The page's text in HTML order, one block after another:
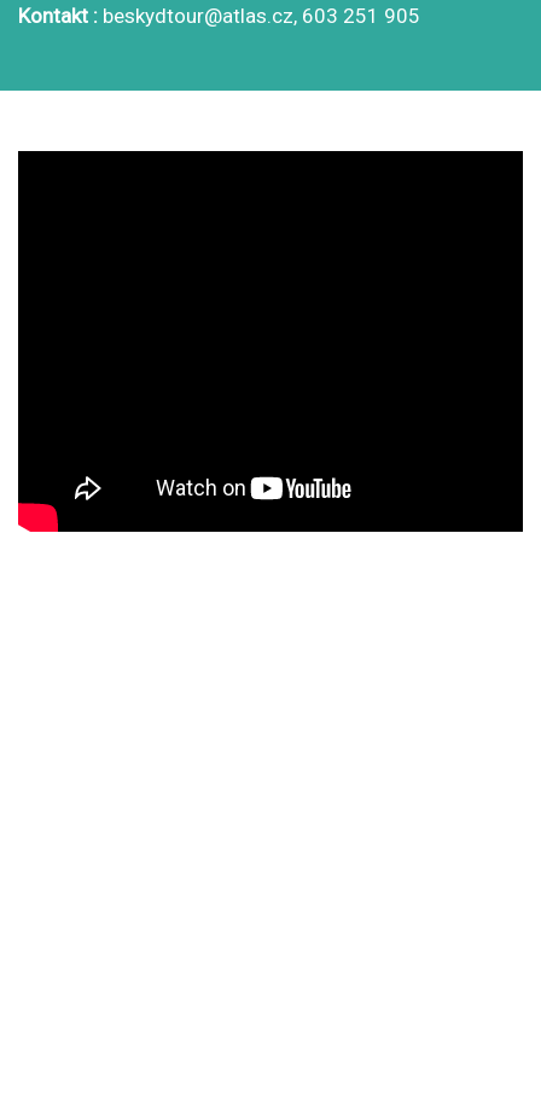
Kontakt : beskydtour@atlas.cz, 603 251 905